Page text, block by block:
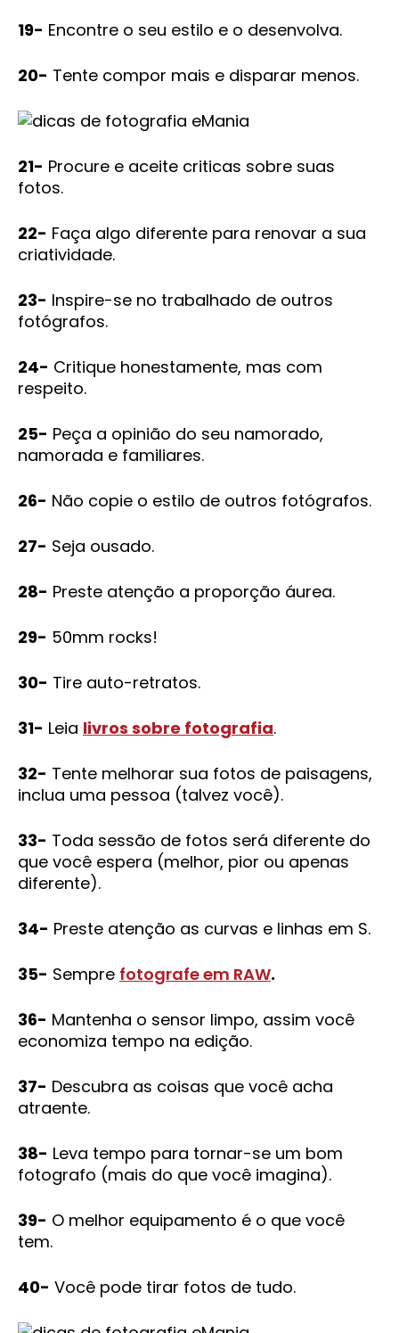
19- Encontre o seu estilo e o desenvolva.
20- Tente compor mais e disparar menos.
21- Procure e aceite criticas sobre suas
fotos.
22- Faça algo diferente para renovar a sua
criatividade.
23- Inspire-se no trabalhado de outros
fotógrafos.
24- Critique honestamente, mas com
respeito.
25- Peça a opinião do seu namorado,
namorada e familiares.
26- Não copie o estilo de outros fotógrafos.
27- Seja ousado.
28- Preste atenção a proporção áurea.
29- 50mm rocks!
30- Tire auto-retratos.
31- Leia livros sobre fotografia.
32- Tente melhorar sua fotos de paisagens,
inclua uma pessoa (talvez você).
33- Toda sessão de fotos será diferente do
que você espera (melhor, pior ou apenas
diferente).
34- Preste atenção as curvas e linhas em S.
35- Sempre fotografe em RAW.
36- Mantenha o sensor limpo, assim você
economiza tempo na edição.
37- Descubra as coisas que você acha
atraente.
38- Leva tempo para tornar-se um bom
fotografo (mais do que você imagina).
39- O melhor equipamento é o que você
tem.
40- Você pode tirar fotos de tudo.